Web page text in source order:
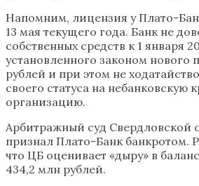
Напомним, лицензия у Плато-
13 мая текущего года. Банк не
собственных средств к 1 января
установленного законом нового
рублей и при этом не
своего статуса на небанковскую
организацию.
Арбитражный суд Свердловской
признал Плато-Банк банкротом.
что ЦБ оценивает «дыру» в
434,2 млн рублей.